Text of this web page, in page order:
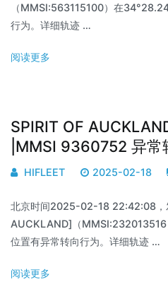
（MMSI:563115100）在
行为。详细轨迹 …
阅读更多
SPIRIT OF
|MMSI 9360752 异常
HIFLEET 2025-02-18
北京时间2025-02-18 22:42:08，
AUCKLAND]（
位置有异常转向行为。详细轨迹 …
阅读更多